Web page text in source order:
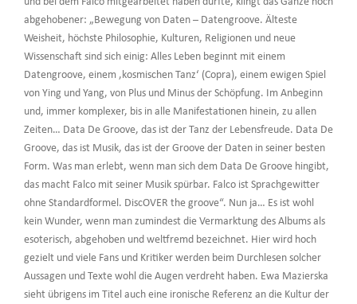
abgehobener: „Bewegung von Daten – Datengroove. Älteste
Weisheit, höchste Philosophie, Kulturen, Religionen und neue
Wissenschaft sind sich einig: Alles Leben beginnt mit einem
Datengroove, einem ‚kosmischen Tanz‘ (Copra), einem ewigen Spiel
von Ying und Yang, von Plus und Minus der Schöpfung. Im Anbeginn
und, immer komplexer, bis in alle Manifestationen hinein, zu allen
Zeiten… Data De Groove, das ist der Tanz der Lebensfreude. Data De
Groove, das ist Musik, das ist der Groove der Daten in seiner besten
Form. Was man erlebt, wenn man sich dem Data De Groove hingibt,
das macht Falco mit seiner Musik spürbar. Falco ist Sprachgewitter
ohne Standardformel. DiscOVER the groove“. Nun ja… Es ist wohl
kein Wunder, wenn man zumindest die Vermarktung des Albums als
esoterisch, abgehoben und weltfremd bezeichnet. Hier wird hoch
gezielt und viele Fans und Kritiker werden beim Durchlesen solcher
Aussagen und Texte wohl die Augen verdreht haben. Ewa Mazierska
sieht übrigens im Titel auch eine ironische Referenz an die Kultur der